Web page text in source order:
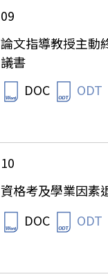
09
論文指導教授主動
議書
DOC
ODT
10
資格考及學業因素
DOC
ODT